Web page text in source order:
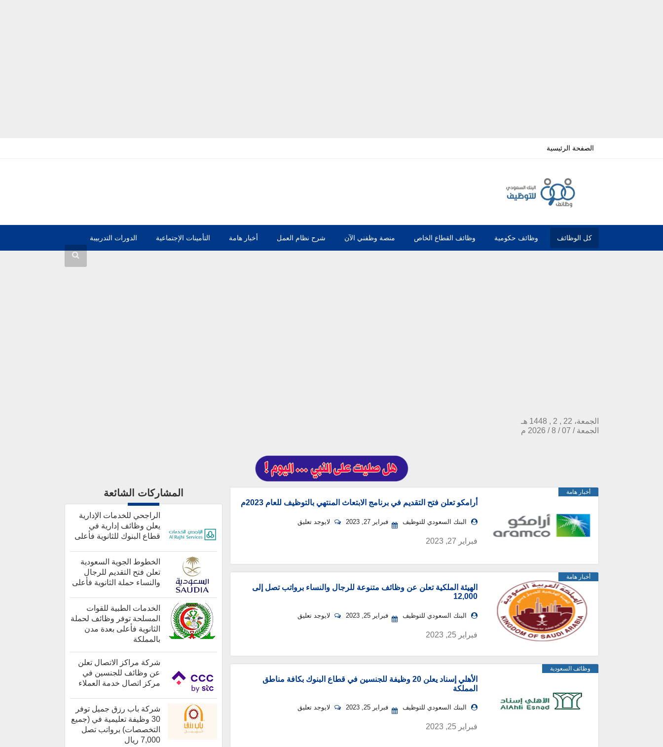
الصفحة الرئيسية
كل الوظائف وظائف حكومية وظائف القطاع الخاص منصة وظفني الآن شرح نظام العمل أخبار هامة التأمينات الإجتماعية الدورات التدربيبة
الجمعة، 22 , 2 , 1448 هـ
الجمعة /
07
/
8
/
2026 م
أخبار هامة
أرامكو تعلن فتح التقديم في برنامج الابتعاث المنتهي بالتوظيف للعام 2023م
البنك السعودي للتوظيف فبراير 27, 2023 لايوجد تعليق
فبراير 27, 2023
أخبار هامة
الهيئة الملكية تعلن عن وظائف متنوعة للرجال والنساء برواتب تصل إلى
12,000
البنك السعودي للتوظيف فبراير 25, 2023 لايوجد تعليق
فبراير 25, 2023
وظائف السعودية
الأهلي إسناد يعلن 20 وظيفة للجنسين في قطاع البنوك بكافة مناطق
المملكة
البنك السعودي للتوظيف فبراير 25, 2023 لايوجد تعليق
فبراير 25, 2023
المشاركات الشائعة
الراجحي للخدمات الإدارية
يعلن وظائف إدارية في
قطاع البنوك للثانوية فأعلى
أخبار هامة
الخطوط الجوية السعودية
تعلن فتح التقديم للرجال
والنساء حملة الثانوية فأعلى
الخدمات الطبية للقوات
المسلحة توفر وظائف لحملة
الثانوية فأعلى بعدة مدن
بالمملكة
كل الوظائف
شركة مراكز الاتصال تعلن
عن وظائف للجنسين في
مركز اتصال خدمة العملاء
شركة باب رزق جميل توفر
30 وظيفة تعليمية في (جميع
التخصصات) برواتب تصل
7,000 ريال